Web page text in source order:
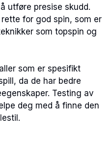
utføre presise skudd.
for god spin, som er
som topspin og
som er spesifikt
da de har bedre
Testing av
deg med å finne den